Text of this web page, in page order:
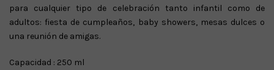
para cualquier tipo de celebración tanto infantil como de
adultos: fiesta de cumpleaños, baby showers, mesas dulces o
una reunión de amigas.
Capacidad : 250 ml